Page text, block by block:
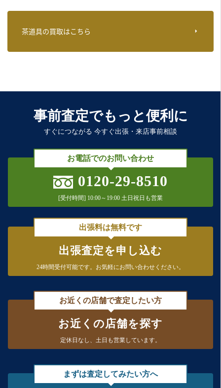
茶道具の買取はこちら
事前査定でもっと便利に
すぐにつながる 今すぐ出張・来店事前相談
お電話でのお問い合わせ
0120-29-8510
[受付時間] 10:00～19:00 土日祝日も営業
出張料は無料です
出張査定を申し込む
24時間受付可能です。 お気軽にお問い合わせください。
お近くの店舗で査定したい方
お近くの店舗を探す
定休日なし、 土日も営業しています。
まずは査定してみたい方へ